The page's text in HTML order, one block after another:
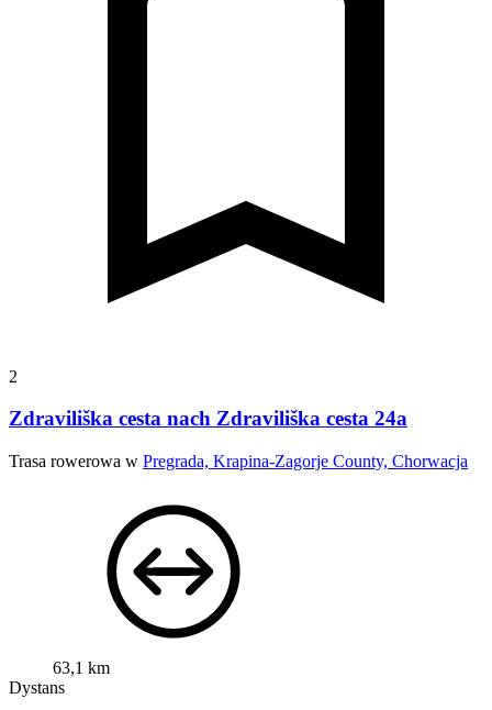
2
Zdraviliška cesta nach Zdraviliška cesta 24a
Trasa rowerowa w Pregrada, Krapina-Zagorje County, Chorwacja
63,1 km
Dystans